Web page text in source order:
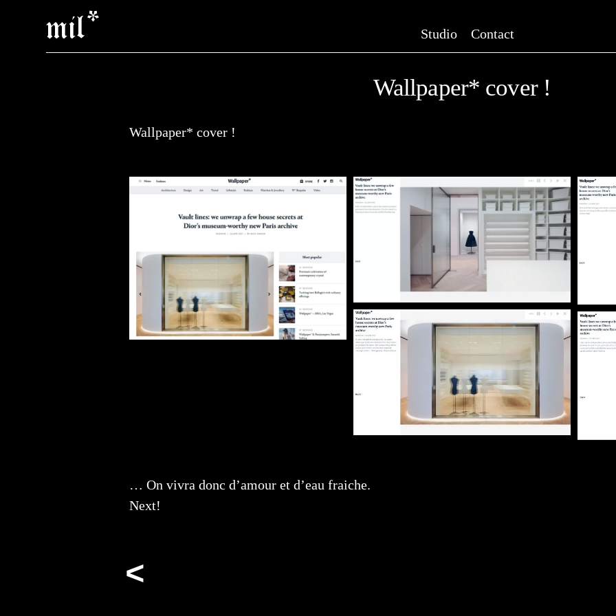
mil* Studio Contact
Wallpaper* cover !
Wallpaper* cover !
… On vivra donc d’amour et d’eau fraiche.
Next!
Navigation
de
<